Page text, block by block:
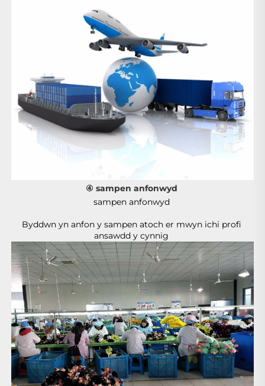
④ sampen anfonwyd
sampen anfonwyd
Byddwn yn anfon y sampen atoch er mwyn ichi profi
ansawdd y cynnig